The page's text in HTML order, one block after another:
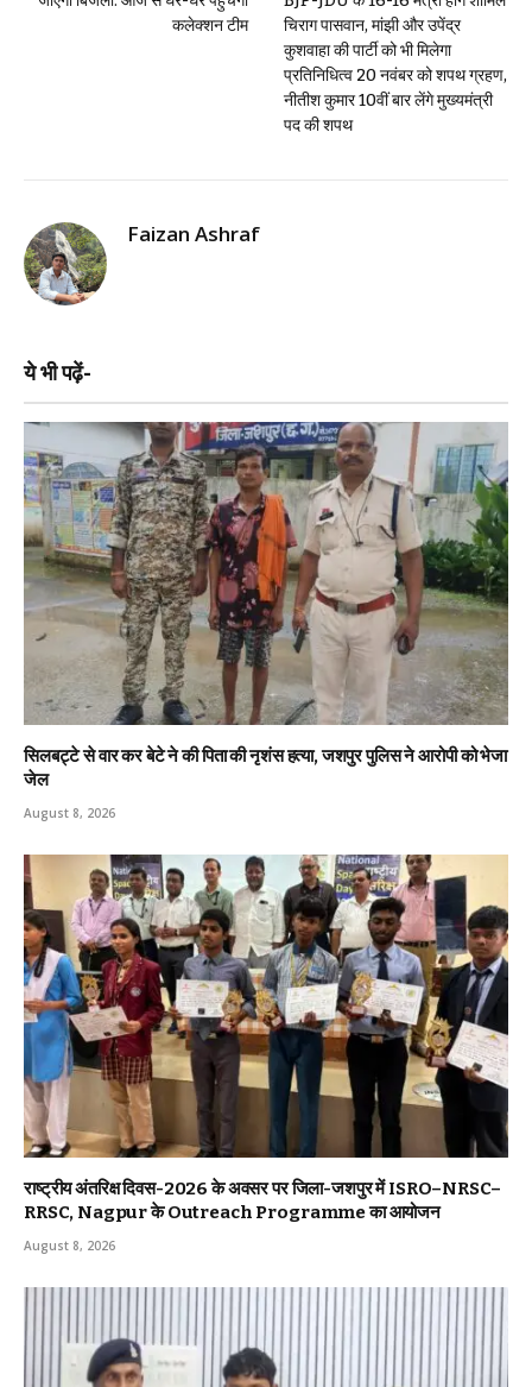
कलेक्शन टीम
चिराग पासवान, मांझी और उपेंद्र
कुशवाहा की पार्टी को भी मिलेगा
प्रतिनिधित्व 20 नवंबर को शपथ ग्रहण,
नीतीश कुमार 10वीं बार लेंगे मुख्यमंत्री
पद की शपथ
Faizan Ashraf
ये भी पढ़ें-
सिलबट्टे से वार कर बेटे ने की पिता की नृशंस हत्या, जशपुर पुलिस ने आरोपी को भेजा
जेल
August 8, 2026
राष्ट्रीय अंतरिक्ष दिवस-2026 के अवसर पर जिला-जशपुर में ISRO–NRSC–
RRSC, Nagpur के Outreach Programme का आयोजन
August 8, 2026